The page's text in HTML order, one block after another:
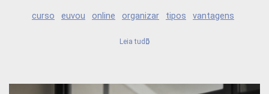
curso euvou online organizar tipos vantagens
Leia tudo